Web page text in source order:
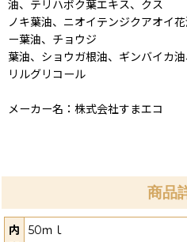
油、テリハボク葉エキス、クス
ノキ葉油、ニオイテンジクアオイ
ー葉油、チョウジ
葉油、ショウガ根油、ギンバイカ
リルグリコール
メーカー名：株式会社すまエコ
商品
内
50ｍｌ